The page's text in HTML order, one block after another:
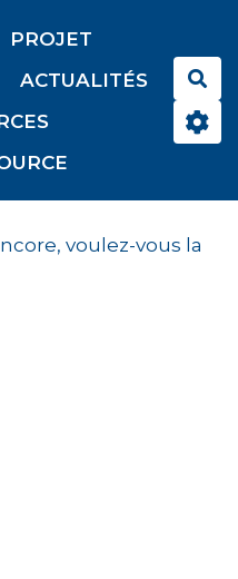
PROJET
ACTUALITÉS
voulez-vous la